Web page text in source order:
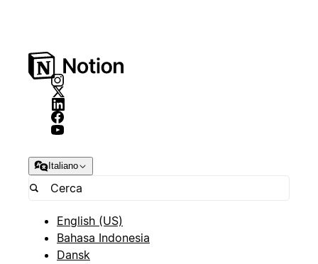
Italiano
English (US)
Bahasa Indonesia
Dansk